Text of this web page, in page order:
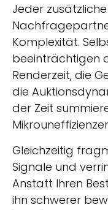
Jeder
Komplexität.
beeinträchtigen
Renderzeit, die
die
der Zeit
Gleichzeitig
Signale und
Anstatt Ihren
ihn schwerer